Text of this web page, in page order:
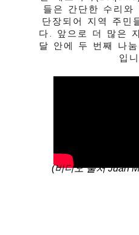
들은 간단한 수리와
단장되어 지역 주민
다. 앞으로 더 많은
달 안에 두 번째 나
입
(비디오 출처 Juan